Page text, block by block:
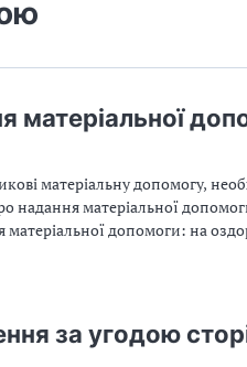
матеріальної
матеріальну допомогу,
надання матеріальної
допомоги: на
за угодою